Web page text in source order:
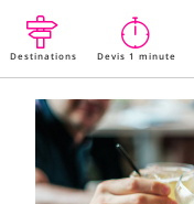
Destinations Devis 1 minute